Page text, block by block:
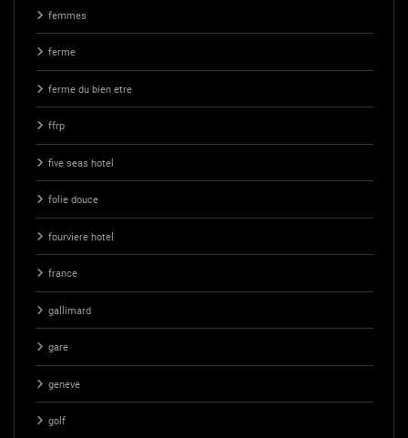
femmes
ferme
ferme du bien etre
ffrp
five seas hotel
folie douce
fourviere hotel
france
gallimard
gare
geneve
golf